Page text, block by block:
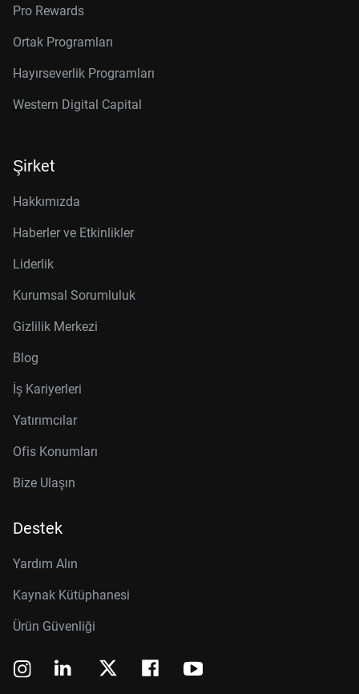
Pro Rewards
Ortak Programları
Hayırseverlik Programları
Western Digital Capital
Şirket
Hakkımızda
Haberler ve Etkinlikler
Liderlik
Kurumsal Sorumluluk
Gizlilik Merkezi
Blog
İş Kariyerleri
Yatırımcılar
Ofis Konumları
Bize Ulaşın
Destek
Yardım Alın
Kaynak Kütüphanesi
Ürün Güvenliği